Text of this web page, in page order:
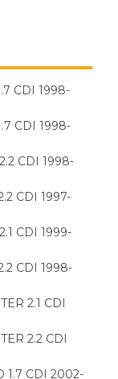
CDI 1998-
CDI 1998-
CDI 1998-
CDI 1997-
CDI 1999-
CDI 1998-
2.1 CDI
2.2 CDI
1.7 CDI 2002-